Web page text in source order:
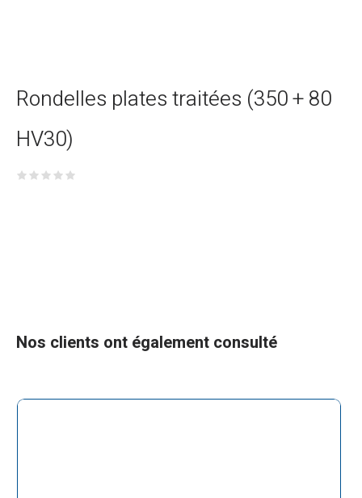
Rondelles plates traitées (350 + 80
HV30)
Nos clients ont également consulté